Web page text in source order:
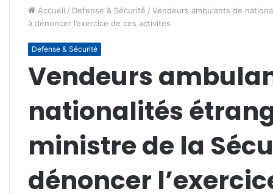
Accueil / Defense & Sécurité / Vendeurs ambulants de
à dénoncer l’exercice de ces activités
Defense & Sécurité
Vendeurs
nationalités
ministre de la
dénoncer